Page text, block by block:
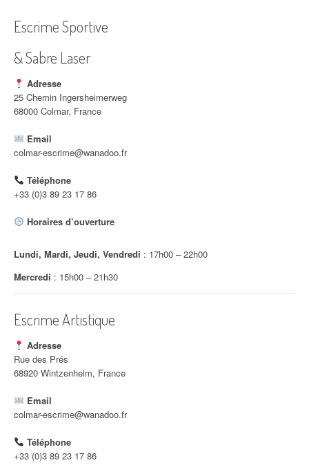
g
a
t
i
o
n
d
'
a
t
i
c
l
e
Escrime Sportive
& Sabre Laser
Adresse
25 Chemin Ingersheimerweg
68000 Colmar, France
Email
colmar-escrime@wanadoo.fr
Téléphone
+33 (0)3 89 23 17 86
Horaires d’ouverture
Lundi, Mardi, Jeudi, Vendredi : 17h00 – 22h00
Mercredi : 15h00 – 21h30
Escrime Artistique
Adresse
Rue des Prés
68920 Wintzenheim, France
Email
colmar-escrime@wanadoo.fr
Téléphone
+33 (0)3 89 23 17 86